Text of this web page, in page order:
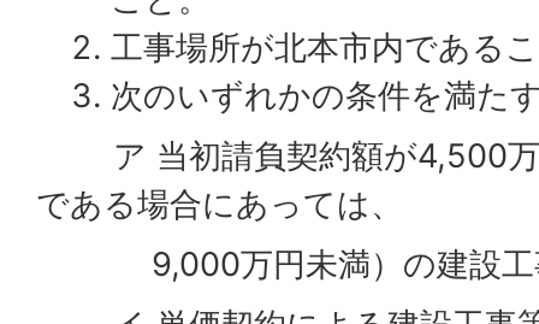
工事場所が北本市内である
次のいずれかの条件を満た
ア 当初請負契約額が4,500万
である場合にあっては、
9,000万円未満）の建設工